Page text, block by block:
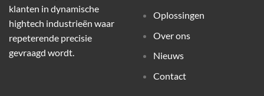
klanten in dynamische
hightech industrieën waar
repeterende precisie
gevraagd wordt.
Oplossingen
Over ons
Nieuws
Contact